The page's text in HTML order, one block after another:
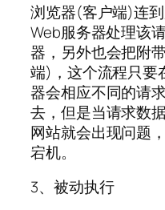
浏览器(客户端)连
Web服务器处理该
器，另外也会把附
端)，这个流程只要
器会相应不同的请
去，但是当请求数
网站就会出现问题
宕机。
3、被动执行